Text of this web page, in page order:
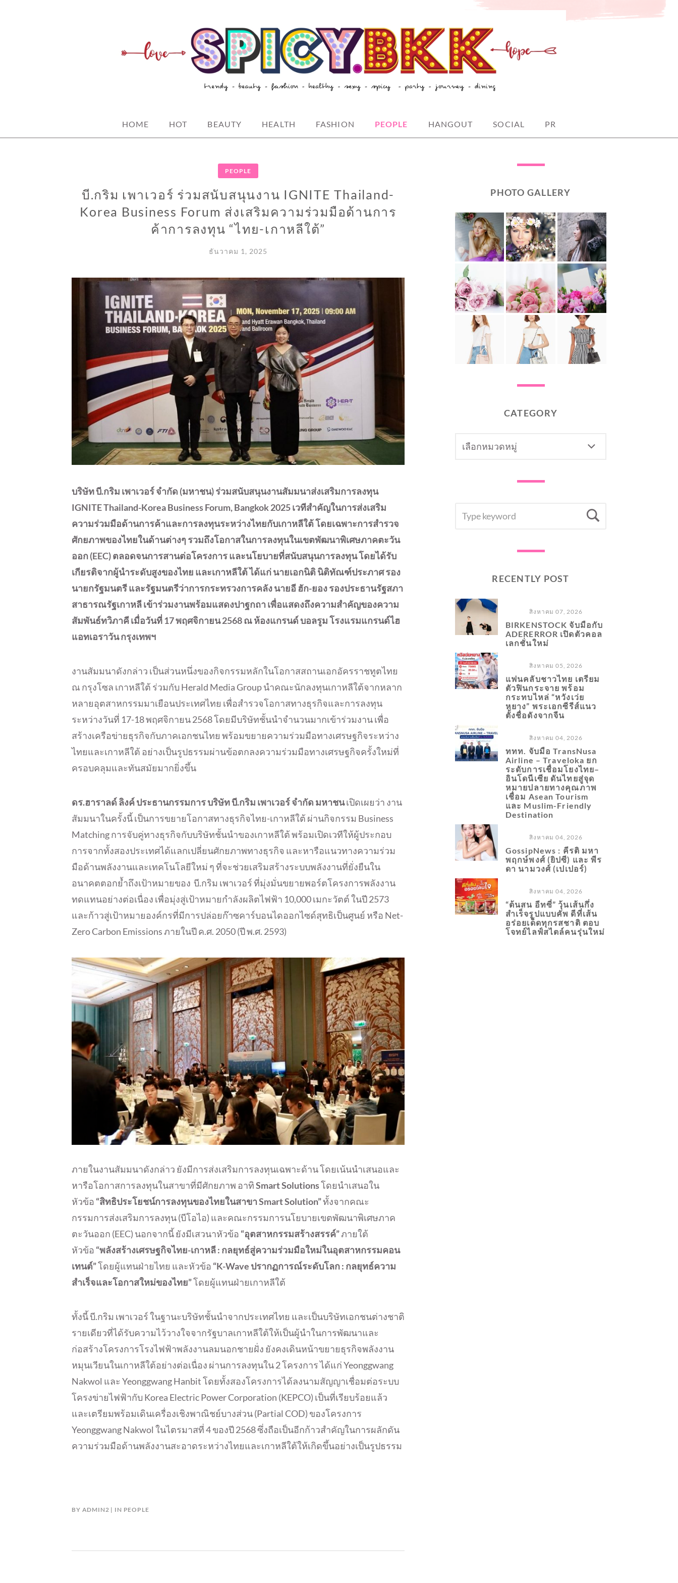
HOME HOT BEAUTY HEALTH FASHION PEOPLE HANGOUT SOCIAL PR
PEOPLE
บี.กริม เพาเวอร์ ร่วมสนับสนุนงาน IGNITE Thailand-
Korea Business Forum ส่งเสริมความร่วมมือด้านการ
ค้าการลงทุน “ไทย-เกาหลีใต้”
ธันวาคม 1, 2025
บริษัท บี.กริม เพาเวอร์ จำกัด (มหาชน) ร่วมสนับสนุนงานสัมมนาส่งเสริมการลงทุน
IGNITE Thailand-Korea Business Forum, Bangkok 2025 เวทีสำคัญในการส่งเสริม
ความร่วมมือด้านการค้าและการลงทุนระหว่างไทยกับเกาหลีใต้ โดยเฉพาะการสำรวจ
ศักยภาพของไทยในด้านต่างๆ รวมถึงโอกาสในการลงทุนในเขตพัฒนาพิเศษภาคตะวัน
ออก (EEC) ตลอดจนการสานต่อโครงการ และนโยบายที่สนับสนุนการลงทุน โดยได้รับ
เกียรติจากผู้นำระดับสูงของไทย และเกาหลีใต้ ได้แก่ นายเอกนิติ นิติทัณฑ์ประภาศ รอง
นายกรัฐมนตรี และรัฐมนตรีว่าการกระทรวงการคลัง นายอี ฮัก-ยอง รองประธานรัฐสภา
สาธารณรัฐเกาหลี เข้าร่วมงานพร้อมแสดงปาฐกถา เพื่อแสดงถึงความสำคัญของความ
สัมพันธ์ทวิภาคี เมื่อวันที่ 17 พฤศจิกายน 2568 ณ ห้องแกรนด์ บอลรูม โรงแรมแกรนด์ไฮ
แอทเอราวัน กรุงเทพฯ
งานสัมมนาดังกล่าว เป็นส่วนหนึ่งของกิจกรรมหลักในโอกาสสถานเอกอัครราชทูตไทย
ณ กรุงโซล เกาหลีใต้ ร่วมกับ Herald Media Group นำคณะนักลงทุนเกาหลีใต้จากหลาก
หลายอุตสาหกรรมมาเยือนประเทศไทย เพื่อสำรวจโอกาสทางธุรกิจและการลงทุน
ระหว่างวันที่ 17-18 พฤศจิกายน 2568 โดยมีบริษัทชั้นนำจำนวนมากเข้าร่วมงาน เพื่อ
สร้างเครือข่ายธุรกิจกับภาคเอกชนไทย พร้อมขยายความร่วมมือทางเศรษฐกิจระหว่าง
ไทยและเกาหลีใต้ อย่างเป็นรูปธรรมผ่านข้อตกลงความร่วมมือทางเศรษฐกิจครั้งใหม่ที่
ครอบคลุมและทันสมัยมากยิ่งขึ้น
ดร.ฮาราลด์ ลิงค์ ประธานกรรมการ บริษัท บี.กริม เพาเวอร์ จำกัด มหาชนเปิดเผยว่า งาน
สัมมนาในครั้งนี้ เป็นการขยายโอกาสทางธุรกิจไทย-เกาหลีใต้ ผ่านกิจกรรม Business
Matching การจับคู่ทางธุรกิจกับบริษัทชั้นนำของเกาหลีใต้ พร้อมเปิดเวทีให้ผู้ประกอบ
การจากทั้งสองประเทศได้แลกเปลี่ยนศักยภาพทางธุรกิจ และหารือแนวทางความร่วม
มือด้านพลังงานและเทคโนโลยีใหม่ ๆ ที่จะช่วยเสริมสร้างระบบพลังงานที่ยั่งยืนใน
อนาคตตอกย้ำถึงเป้าหมายของ บี.กริม เพาเวอร์ ที่มุ่งมั่นขยายพอร์ตโครงการพลังงาน
ทดแทนอย่างต่อเนื่อง เพื่อมุ่งสู่เป้าหมายกำลังผลิตไฟฟ้า 10,000 เมกะวัตต์ ในปี 2573
และก้าวสู่เป้าหมายองค์กรที่มีการปล่อยก๊าซคาร์บอนไดออกไซด์สุทธิเป็นศูนย์ หรือ Net-
Zero Carbon Emissions ภายในปี ค.ศ. 2050 (ปี พ.ศ. 2593)
ภายในงานสัมมนาดังกล่าว ยังมีการส่งเสริมการลงทุนเฉพาะด้าน โดยเน้นนำเสนอและ
หารือโอกาสการลงทุนในสาขาที่มีศักยภาพ อาทิSmart Solutionsโดยนำเสนอใน
หัวข้อ “สิทธิประโยชน์การลงทุนของไทยในสาขา Smart Solution”ทั้งจากคณะ
กรรมการส่งเสริมการลงทุน (บีโอไอ) และคณะกรรมการนโยบายเขตพัฒนาพิเศษภาค
ตะวันออก (EEC) นอกจากนี้ ยังมีเสวนาหัวข้อ “อุตสาหกรรมสร้างสรรค์”ภายใต้
หัวข้อ “พลังสร้างเศรษฐกิจไทย-เกาหลี : กลยุทธ์สู่ความร่วมมือใหม่ในอุตสาหกรรมคอน
เทนต์”โดยผู้แทนฝ่ายไทย และหัวข้อ “K-Wave ปรากฏการณ์ระดับโลก : กลยุทธ์ความ
สำเร็จและโอกาสใหม่ของไทย”โดยผู้แทนฝ่ายเกาหลีใต้
ทั้งนี้ บี.กริม เพาเวอร์ ในฐานะบริษัทชั้นนำจากประเทศไทย และเป็นบริษัทเอกชนต่างชาติ
รายเดียวที่ได้รับความไว้วางใจจากรัฐบาลเกาหลีใต้ให้เป็นผู้นำในการพัฒนาและ
ก่อสร้างโครงการโรงไฟฟ้าพลังงานลมนอกชายฝั่ง ยังคงเดินหน้าขยายธุรกิจพลังงาน
หมุนเวียนในเกาหลีใต้อย่างต่อเนื่อง ผ่านการลงทุนใน 2 โครงการ ได้แก่ Yeonggwang
Nakwol และ Yeonggwang Hanbit โดยทั้งสองโครงการได้ลงนามสัญญาเชื่อมต่อระบบ
โครงข่ายไฟฟ้ากับ Korea Electric Power Corporation (KEPCO) เป็นที่เรียบร้อยแล้ว
และเตรียมพร้อมเดินเครื่องเชิงพาณิชย์บางส่วน (Partial COD) ของโครงการ
Yeonggwang Nakwol ในไตรมาสที่ 4 ของปี 2568 ซึ่งถือเป็นอีกก้าวสำคัญในการผลักดัน
ความร่วมมือด้านพลังงานสะอาดระหว่างไทยและเกาหลีใต้ให้เกิดขึ้นอย่างเป็นรูปธรรม
BY ADMIN2 IN PEOPLE
PHOTO GALLERY
CATEGORY
FOR:
RECENTLY POST
สิงหาคม 07, 2026
BIRKENSTOCK จับมือกับ
ADERERROR เปิดตัวคอล
เลกชั่นใหม่
สิงหาคม 05, 2026
แฟนคลับชาวไทย เตรียม
ตัวฟินกระจาย พร้อม
กระทบไหล่ “หวังเว่ย
หยาง” พระเอกซีรีส์แนว
ตั้งชื่อดังจากจีน
สิงหาคม 04, 2026
ททท. จับมือ TransNusa
Airline – Traveloka ยก
ระดับการเชื่อมโยงไทย–
อินโดนีเซีย ดันไทยสู่จุด
หมายปลายทางคุณภาพ
เชื่อม Asean Tourism
และ Muslim-Friendly
Destination
สิงหาคม 04, 2026
GossipNews : คีรติ มหา
พฤกษ์พงศ์ (ยิปซี) และ พีร
ดา นามวงศ์ (เปเปอร์)
สิงหาคม 04, 2026
“ต้นสน อีทซี่” วุ้นเส้นกึ่ง
สำเร็จรูปแบบคัพ ดีที่เส้น
อร่อยเด็ดทุกรสชาติ ตอบ
โจทย์ไลฟ์สไตล์คนรุ่นใหม่